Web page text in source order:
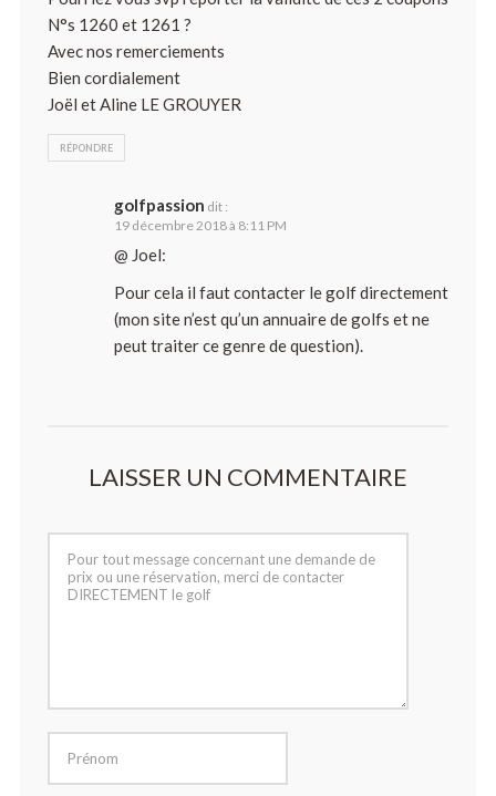
N°s 1260 et 1261 ?
Avec nos remerciements
Bien cordialement
Joël et Aline LE GROUYER
RÉPONDRE
golfpassion dit :
19 décembre 2018 à 8:11 PM
@ Joel:
Pour cela il faut contacter le golf directement
(mon site n’est qu’un annuaire de golfs et ne
peut traiter ce genre de question).
LAISSER UN COMMENTAIRE